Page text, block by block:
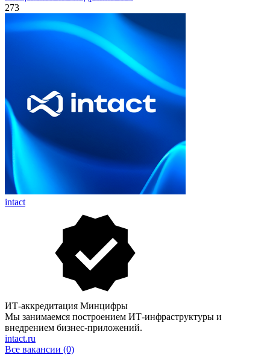
273
intact
ИТ-аккредитация Минцифры
Мы занимаемся построением ИТ-инфраструктуры и
внедрением бизнес-приложений.
intact.ru
Все вакансии (0)